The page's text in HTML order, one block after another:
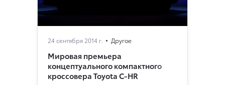
24 сентября 2014 г. Другое
Мировая премьера
концептуального компактного
кроссовера Toyota C-HR